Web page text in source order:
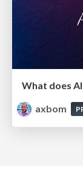
What does
axbom